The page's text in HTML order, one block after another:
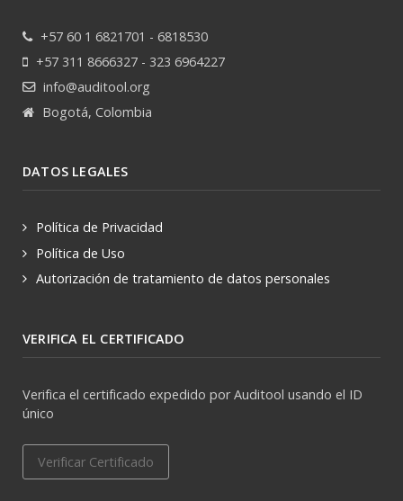
+57 60 1 6821701 - 6818530
+57 311 8666327 - 323 6964227
info@auditool.org
Bogotá, Colombia
DATOS LEGALES
Política de Privacidad
Política de Uso
Autorización de tratamiento de datos personales
VERIFICA EL CERTIFICADO
Verifica el certificado expedido por Auditool usando el ID
único
Verificar Certificado